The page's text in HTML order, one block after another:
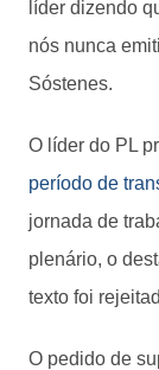
líder dizendo
nós nunca
Sóstenes.
O líder do PL
período de
jornada de
plenário, o
texto foi
O pedido de